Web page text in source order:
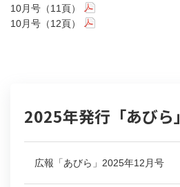
10月号（11頁）
10月号（12頁）
2025年発行「あびら」
広報「あびら」2025年12月号